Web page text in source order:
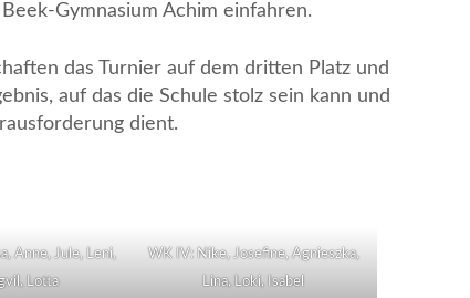
Gymnasium Achim einfahren.
das Turnier auf dem dritten Platz und
auf das die Schule stolz sein kann und
dient.
Anne, Jule, Leni,
Lotta
WK IV: Nike, Josefine, Agnieszka,
Lina, Loki, Isabel